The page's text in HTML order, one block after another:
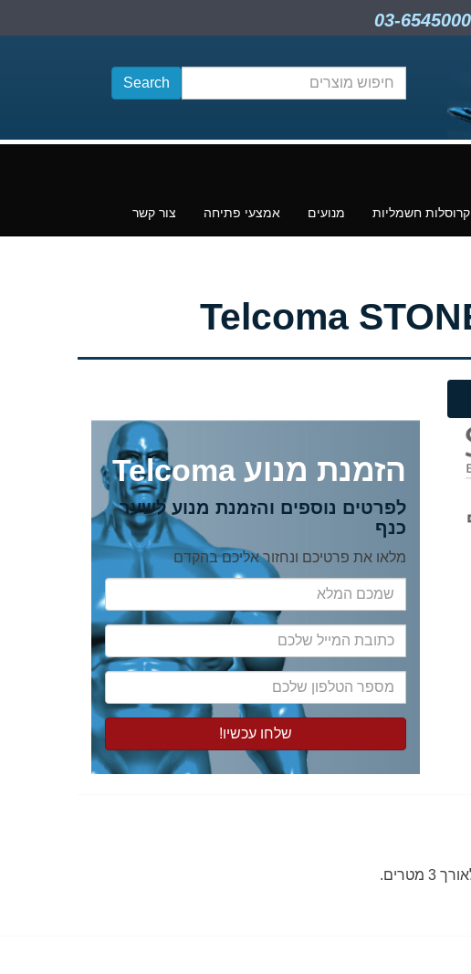
חיפוש
תוכן
קרוסלות חשמליות מנועים אמצעי פתיחה צור קשר
הזמנת מנוע Telcoma
לפרטים נוספים והזמנת מנוע לשער
כנף
מלאו את פרטיכם ונחזור אליכם בהקדם
שמכם
המלא
כתובת
המייל
שלכם
מספר
הטלפון
שלכם